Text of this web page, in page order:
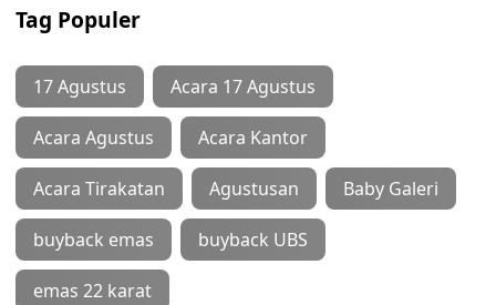
Tag Populer
17 Agustus Acara 17 Agustus
Acara Agustus Acara Kantor
Acara Tirakatan Agustusan Baby Galeri
buyback emas buyback UBS
emas 22 karat